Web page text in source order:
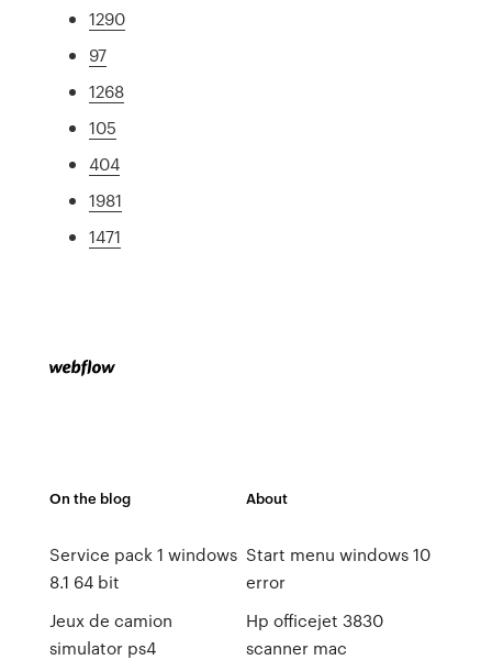
1290
97
1268
105
404
1981
1471
On the blog
Service pack 1 windows
8.1 64 bit
Jeux de camion
simulator ps4
About
Start menu windows 10
error
Hp officejet 3830
scanner mac